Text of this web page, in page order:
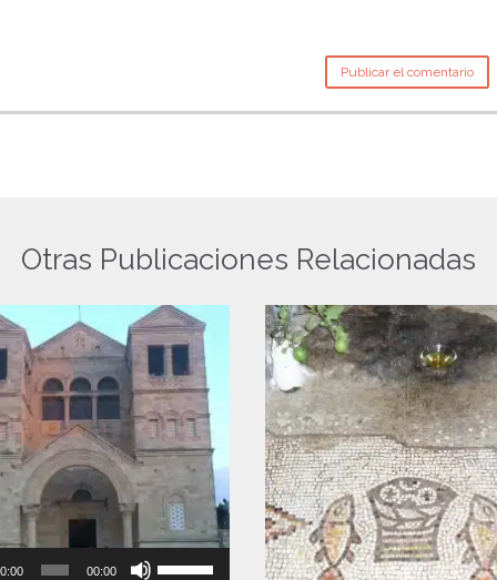
Otras Publicaciones Relacionadas
Reproductor
00:00